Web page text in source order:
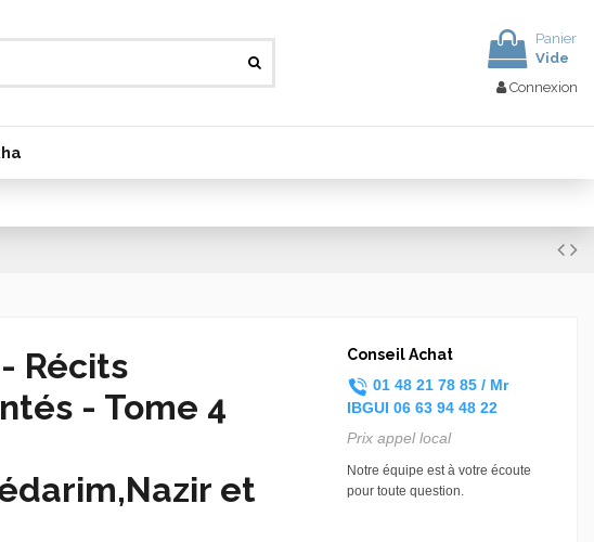
Panier
Vide
Connexion
Récits
- Tome 4
et
Conseil Achat
01 48 21 78 85 / Mr
IBGUI 06 63 94 48 22
Prix appel local
Notre équipe est à votre écoute
pour toute question.